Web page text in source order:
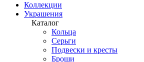
Коллекции
Украшения
Каталог
Кольца
Серьги
Подвески и кресты
Броши